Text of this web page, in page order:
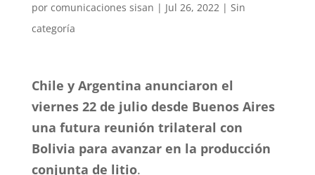
por comunicaciones sisan | Jul 26, 2022| Sin
categoría
Chile y Argentina anunciaron el
viernes 22 de julio desde Buenos Aires
una futura reunión trilateral con
Bolivia para avanzar en la producción
conjunta de litio.